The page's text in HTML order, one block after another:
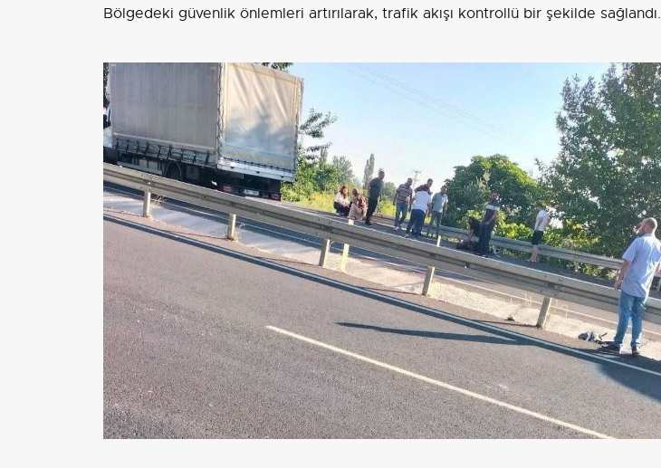
Bölgedeki güvenlik önlemleri artırılarak, trafik akışı kontrollü bir şekilde sağlandı.